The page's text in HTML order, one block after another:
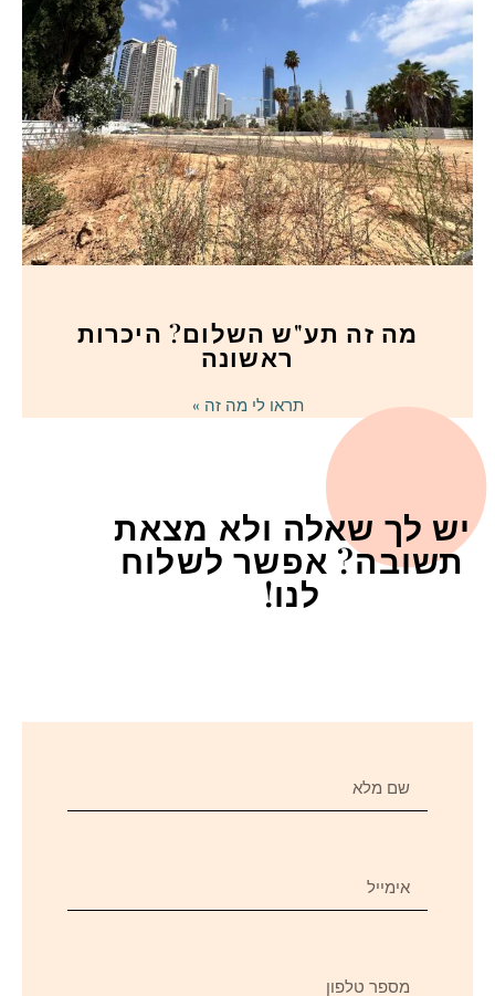
מה זה תע"ש השלום? היכרות
ראשונה
תראו לי מה זה »
יש לך שאלה ולא מצאת
תשובה? אפשר לשלוח
לנו!